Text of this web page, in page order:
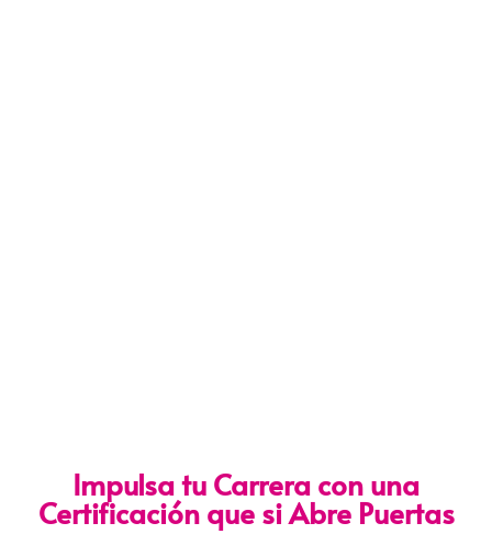
Impulsa tu Carrera con una
Certificación que si Abre Puertas